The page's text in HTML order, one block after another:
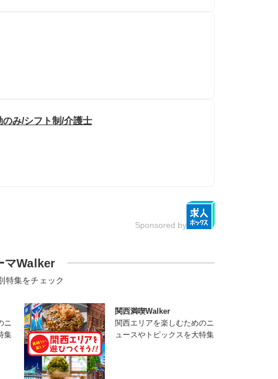
み/シフト制/介護士
Sponsored by
マWalker
特集をチェック
ニ
集
関西満喫Walker
関西エリアを楽しむためのニ
ュースやトピックスを大特集